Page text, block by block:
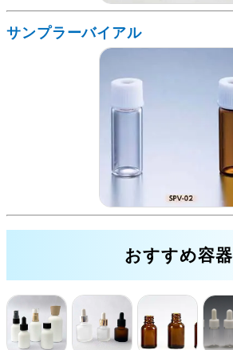
サンプラーバイアル
おすすめ容器